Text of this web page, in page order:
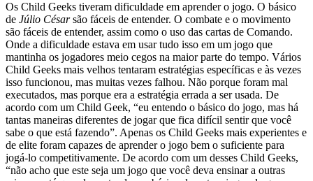
Os Child Geeks tiveram dificuldade em aprender o jogo. O básico
de Júlio Césarsão fáceis de entender. O combate e o movimento
são fáceis de entender, assim como o uso das cartas de Comando.
Onde a dificuldade estava em usar tudo isso em um jogo que
mantinha os jogadores meio cegos na maior parte do tempo. Vários
Child Geeks mais velhos tentaram estratégias específicas e às vezes
isso funcionou, mas muitas vezes falhou. Não porque foram mal
executados, mas porque era a estratégia errada a ser usada. De
acordo com um Child Geek, “eu entendo o básico do jogo, mas há
tantas maneiras diferentes de jogar que fica difícil sentir que você
sabe o que está fazendo”. Apenas os Child Geeks mais experientes e
de elite foram capazes de aprender o jogo bem o suficiente para
jogá-lo competitivamente. De acordo com um desses Child Geeks,
“não acho que este seja um jogo que você deva ensinar a outras